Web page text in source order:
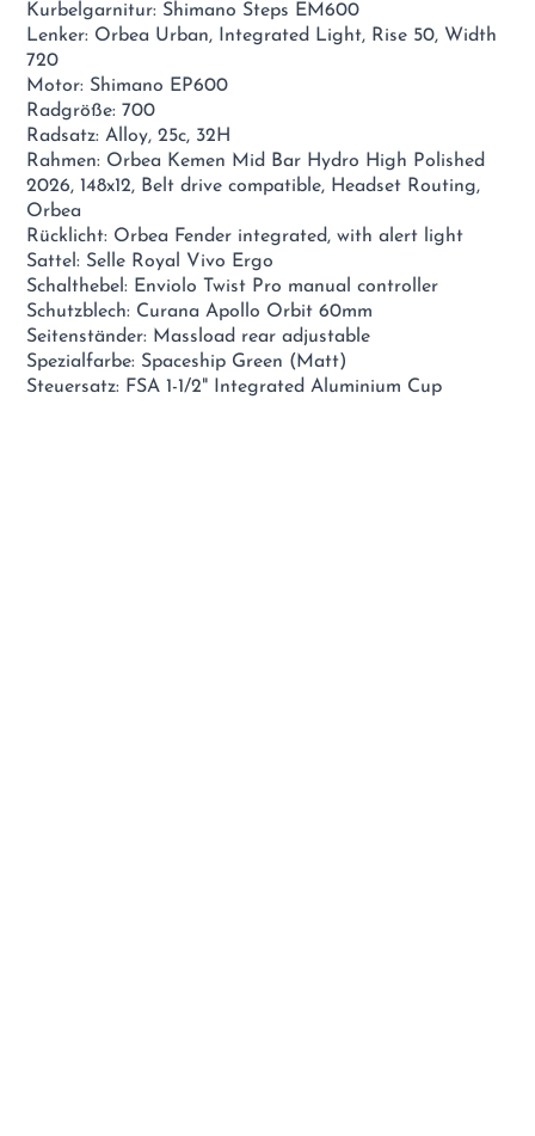
Kurbelgarnitur: Shimano Steps EM600
Lenker: Orbea Urban, Integrated Light, Rise 50, Width
720
Motor: Shimano EP600
Radgröße: 700
Radsatz: Alloy, 25c, 32H
Rahmen: Orbea Kemen Mid Bar Hydro High Polished
2026, 148x12, Belt drive compatible, Headset Routing,
Orbea
Rücklicht: Orbea Fender integrated, with alert light
Sattel: Selle Royal Vivo Ergo
Schalthebel: Enviolo Twist Pro manual controller
Schutzblech: Curana Apollo Orbit 60mm
Seitenständer: Massload rear adjustable
Spezialfarbe: Spaceship Green (Matt)
Steuersatz: FSA 1-1/2" Integrated Aluminium Cup